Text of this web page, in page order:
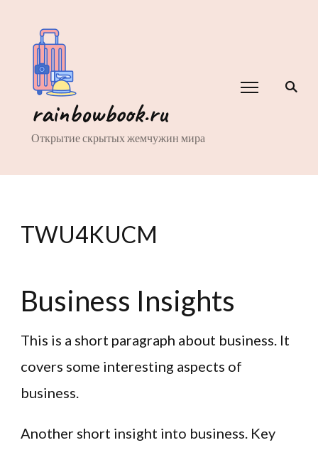
rainbowbook.ru
Открытие скрытых жемчужин мира
TWU4KUCM
Business Insights
This is a short paragraph about business. It
covers some interesting aspects of
business.
Another short insight into business. Key